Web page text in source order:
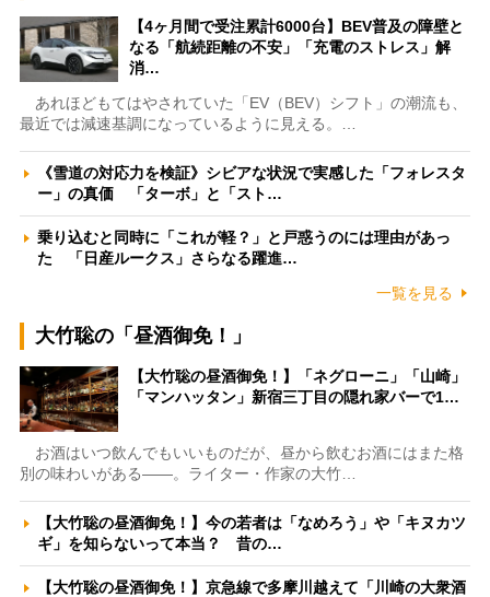
【4ヶ月間で受注累計6000台】BEV普及の障壁と
なる「航続距離の不安」「充電のストレス」解
消…
あれほどもてはやされていた「EV（BEV）シフト」の潮流も、
最近では減速基調になっているように見える。…
《雪道の対応力を検証》シビアな状況で実感した「フォレスタ
ー」の真価 「ターボ」と「スト…
乗り込むと同時に「これが軽？」と戸惑うのには理由があっ
た 「日産ルークス」さらなる躍進…
一覧を見る
大竹聡の「昼酒御免！」
【大竹聡の昼酒御免！】「ネグローニ」「山崎」
「マンハッタン」新宿三丁目の隠れ家バーで1…
お酒はいつ飲んでもいいものだが、昼から飲むお酒にはまた格
別の味わいがある――。ライター・作家の大竹…
【大竹聡の昼酒御免！】今の若者は「なめろう」や「キヌカツ
ギ」を知らないって本当？ 昔の…
【大竹聡の昼酒御免！】京急線で多摩川越えて「川崎の大衆酒